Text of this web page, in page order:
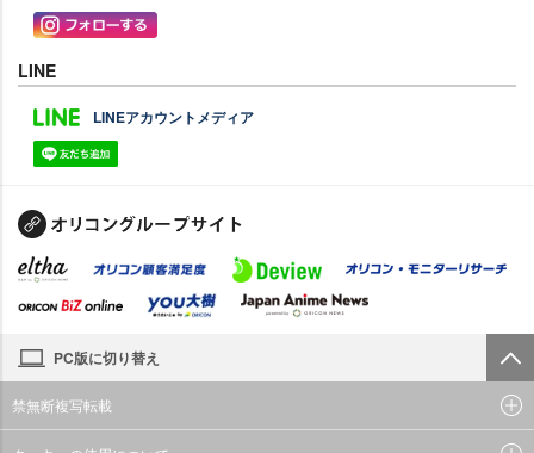
LINE
LINEアカウントメディア
PC版に切り替え
禁無断複写転載